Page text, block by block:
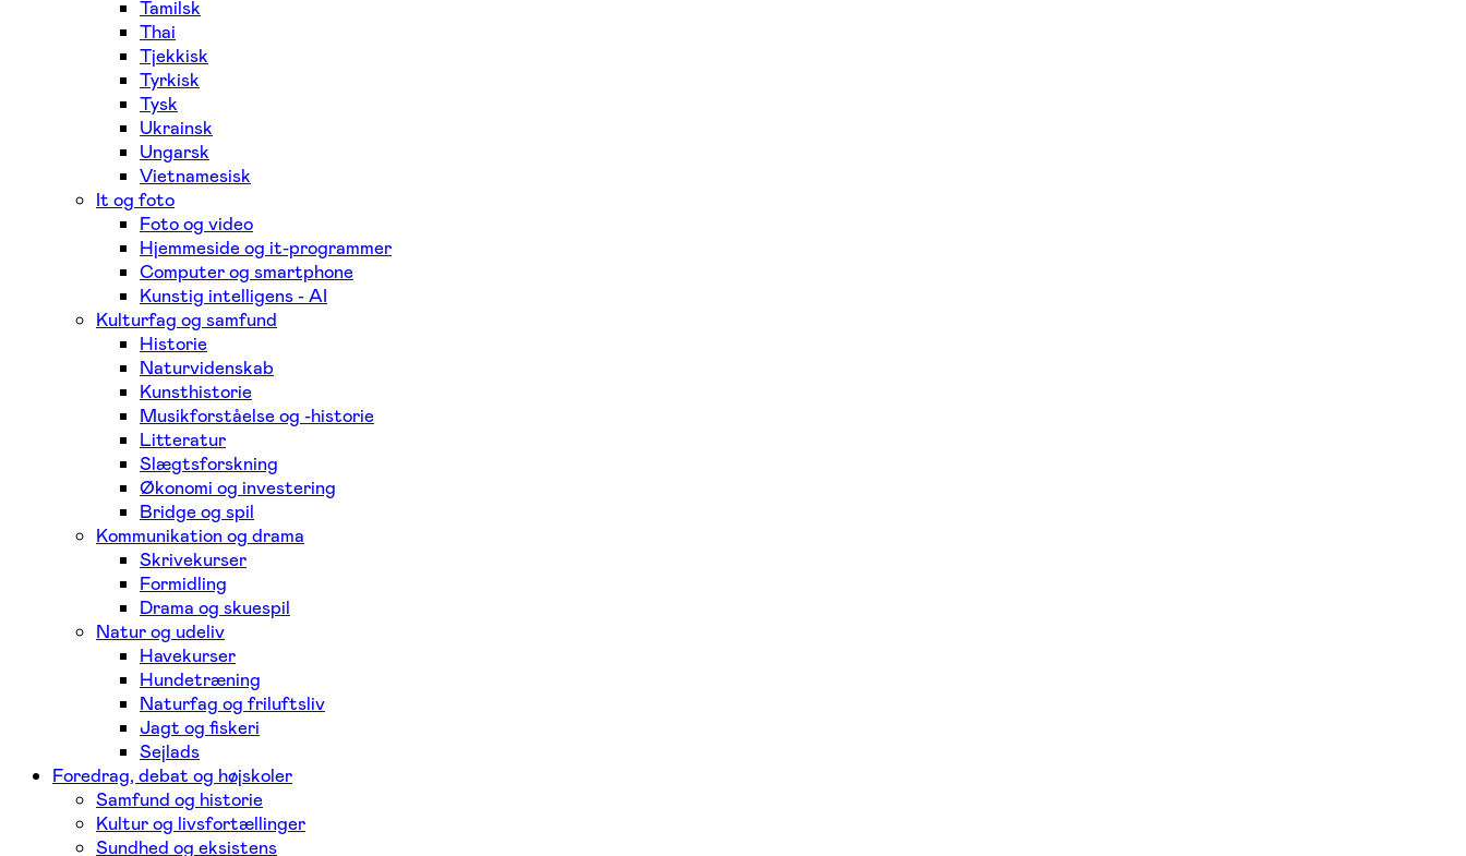
Tamilsk
Thai
Tjekkisk
Tyrkisk
Tysk
Ukrainsk
Ungarsk
Vietnamesisk
It og foto
Foto og video
Hjemmeside og it-programmer
Computer og smartphone
Kunstig intelligens - AI
Kulturfag og samfund
Historie
Naturvidenskab
Kunsthistorie
Musikforståelse og -historie
Litteratur
Slægtsforskning
Økonomi og investering
Bridge og spil
Kommunikation og drama
Skrivekurser
Formidling
Drama og skuespil
Natur og udeliv
Havekurser
Hundetræning
Naturfag og friluftsliv
Jagt og fiskeri
Sejlads
Foredrag, debat og højskoler
Samfund og historie
Kultur og livsfortællinger
Sundhed og eksistens